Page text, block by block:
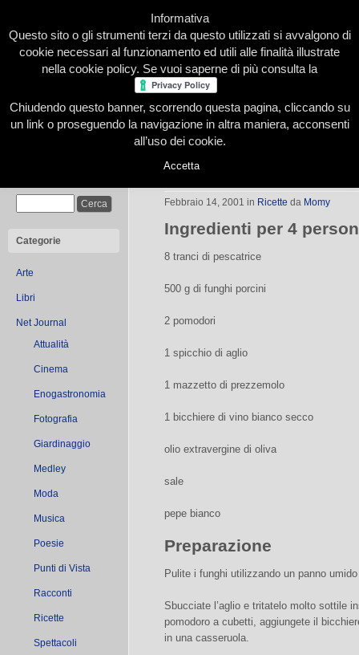
Home Presentazione Redazione Le nostre firme
Categorie
Arte
Libri
Net Journal
Attualità
Cinema
Enogastronomia
Fotografia
Giardinaggio
Medley
Moda
Musica
Poesie
Punti di Vista
Racconti
Ricette
Spettacoli
Cartocci di Pescatrice ai Funghi
Febbraio 14, 2001 in Ricette da Momy
Ingredienti per 4
8 tranci di pescatrice
500 g di funghi porcini
2 pomodori
1 spicchio di aglio
1 mazzetto di prezzemolo
1 bicchiere di vino bianco secco
olio extravergine di oliva
sale
pepe bianco
Preparazione
Pulite i funghi utilizzando un panno
Sbucciate l’aglio e tritatelo molto sottile
pomodoro a cubetti, aggiungete il
in una casseruola.
Informativa
Questo sito o gli strumenti terzi da questo utilizzati si avvalgono di
cookie necessari al funzionamento ed utili alle finalità illustrate
nella cookie policy. Se vuoi saperne di più consulta la
Chiudendo questo banner, scorrendo questa pagina, cliccando su
un link o proseguendo la navigazione in altra maniera, acconsenti
all’uso dei cookie.
Accetta